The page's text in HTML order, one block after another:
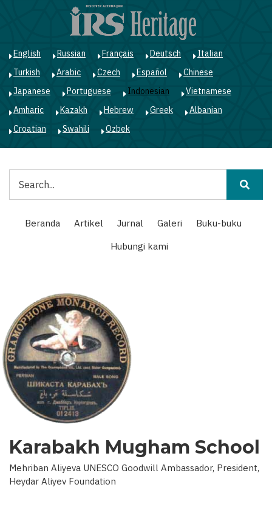
English Russian Français Deutsch
Italian
Turkish
Arabic Czech Español
Chinese
Japanese
Portuguese Indonesian
Vietnamese
Amharic
Kazakh Hebrew Greek
Albanian
Croatian
Swahili Ozbek
Main
navigation
Beranda Artikel Jurnal Galeri
Buku-buku
Hubungi kami
Karabakh Mugham School
Mehriban Aliyeva UNESCO Goodwill Ambassador, President,
Heydar Aliyev Foundation